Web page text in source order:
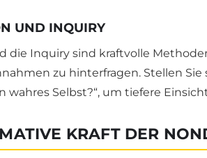
UND INQUIRY
die Inquiry sind kraftvolle
zu hinterfragen. Stellen Sie
wahres Selbst?“, um tiefere
KRAFT DER